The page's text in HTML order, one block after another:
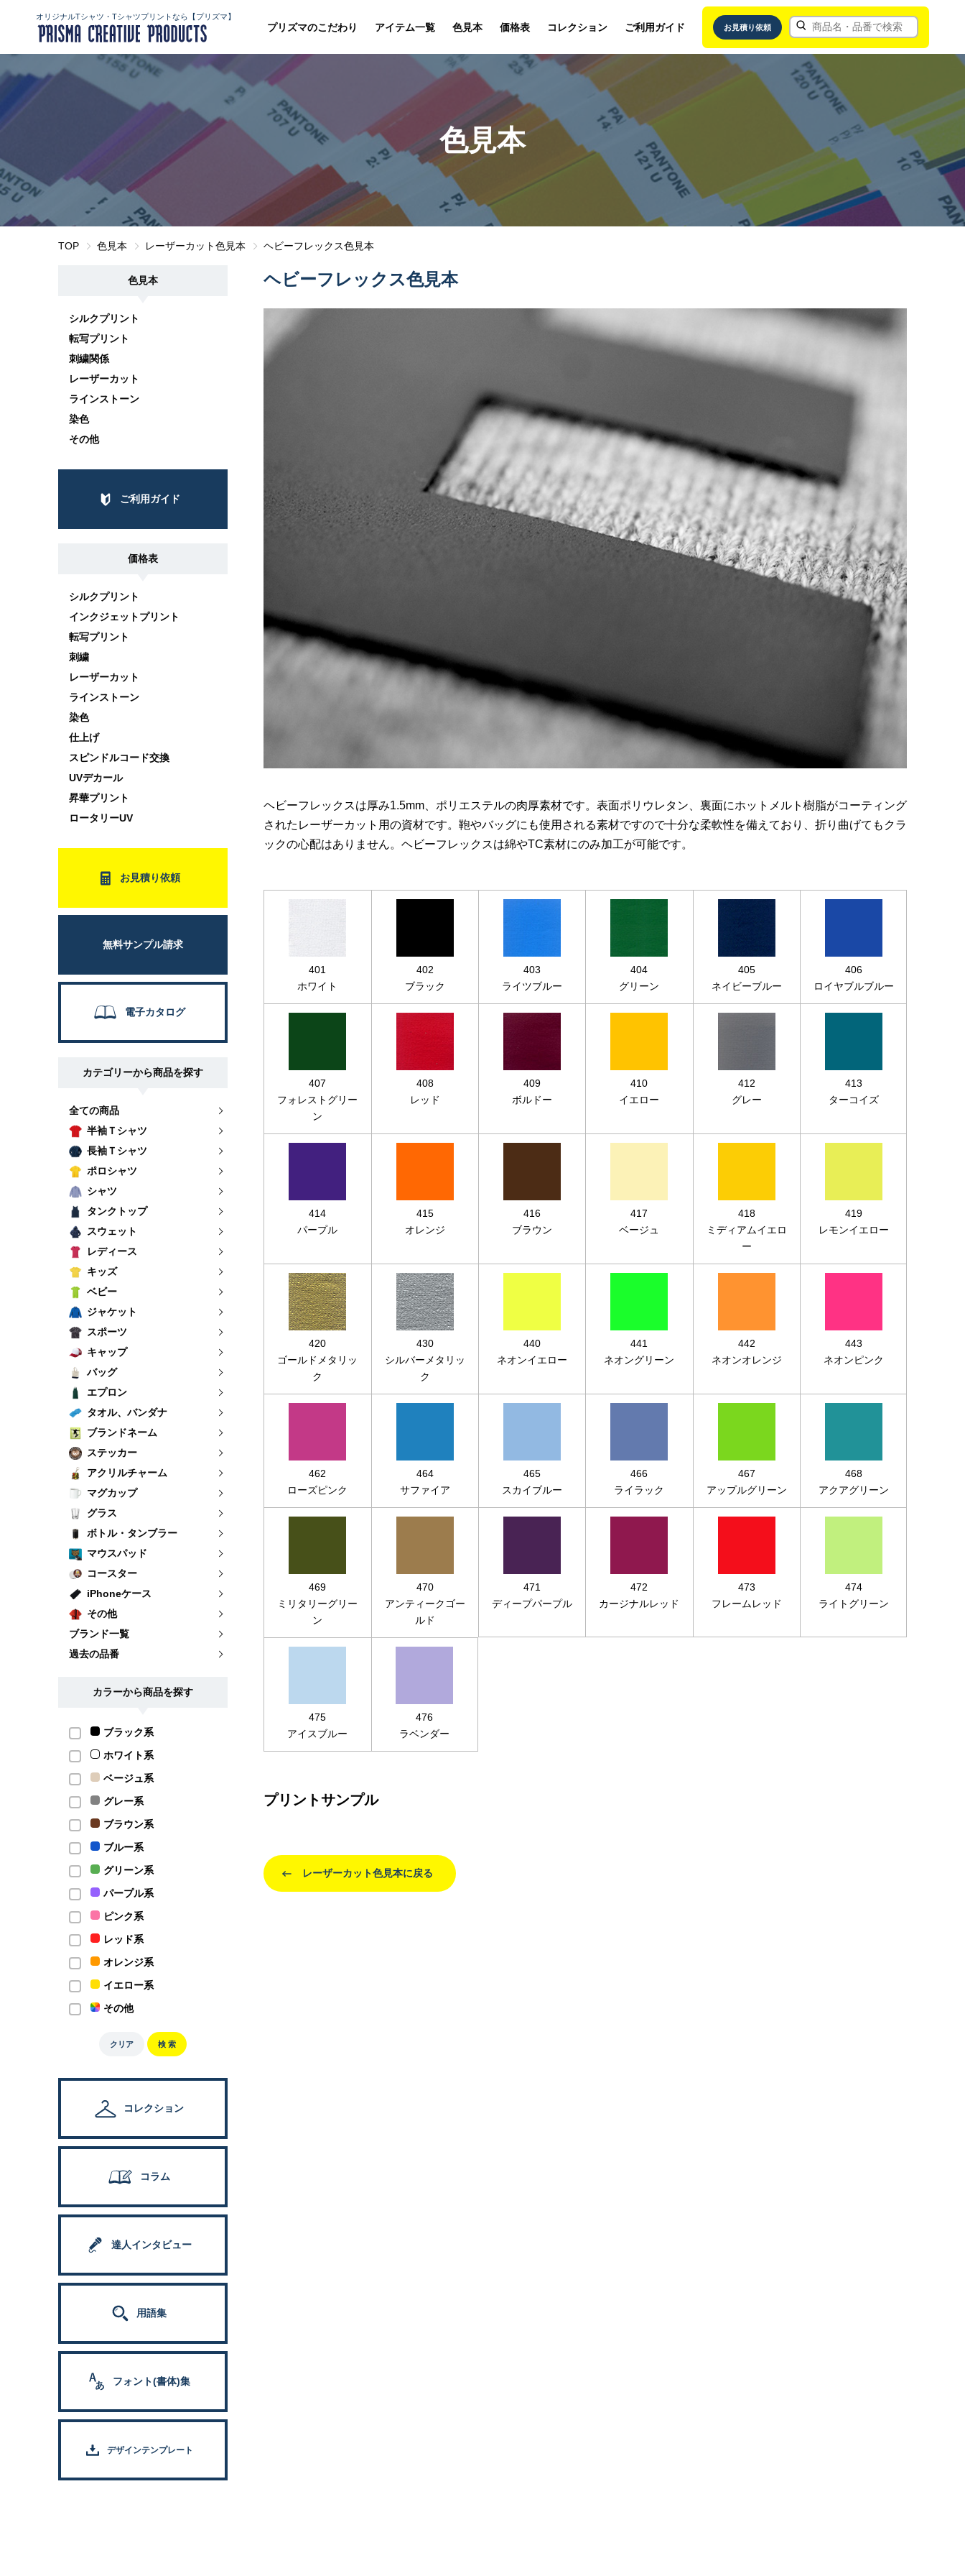
オリジナルTシャツ・Tシャツプリントなら【プリズマ】
プリズマのこだわり アイテム一覧 色見本 価格表 コレクション ご利用ガイド お見積り依頼
色見本
TOP 色見本 レーザーカット色見本 ヘビーフレックス色見本
色見本
シルクプリント
転写プリント
刺繍関係
レーザーカット
ラインストーン
染色
その他
ご利用ガイド
価格表
シルクプリント
インクジェットプリント
転写プリント
刺繍
レーザーカット
ラインストーン
染色
仕上げ
スピンドルコード交換
UVデカール
昇華プリント
ロータリーUV
お見積り依頼
無料サンプル請求
電子カタログ
カテゴリーから商品を探す
全ての商品
半袖Ｔシャツ
長袖Ｔシャツ
ポロシャツ
シャツ
タンクトップ
スウェット
レディース
キッズ
ベビー
ジャケット
スポーツ
キャップ
バッグ
エプロン
タオル、バンダナ
ブランドネーム
ステッカー
アクリルチャーム
マグカップ
グラス
ボトル・タンブラー
マウスパッド
コースター
iPhoneケース
その他
ブランド一覧
過去の品番
カラーから商品を探す
ブラック系
ホワイト系
ベージュ系
グレー系
ブラウン系
ブルー系
グリーン系
パープル系
ピンク系
レッド系
オレンジ系
イエロー系
その他
クリア 検 索
コレクション
コラム
達人インタビュー
用語集
フォント(書体)集
デザインテンプレート
ヘビーフレックス色見本
ヘビーフレックスは厚み1.5mm、ポリエステルの肉厚素材です。表面ポリウレタン、裏面にホットメルト樹脂がコーティング
されたレーザーカット用の資材です。鞄やバッグにも使用される素材ですので十分な柔軟性を備えており、折り曲げてもクラ
ックの心配はありません。ヘビーフレックスは綿やTC素材にのみ加工が可能です。
401
ホワイト
402
ブラック
403
ライツブルー
404
グリーン
405
ネイビーブルー
406
ロイヤブルブルー
407
フォレストグリー
ン
408
レッド
409
ボルドー
410
イエロー
412
グレー
413
ターコイズ
414
パープル
415
オレンジ
416
ブラウン
417
ベージュ
418
ミディアムイエロ
ー
419
レモンイエロー
420
ゴールドメタリッ
ク
430
シルバーメタリッ
ク
440
ネオンイエロー
441
ネオングリーン
442
ネオンオレンジ
443
ネオンピンク
462
ローズピンク
464
サファイア
465
スカイブルー
466
ライラック
467
アップルグリーン
468
アクアグリーン
469
ミリタリーグリー
ン
470
アンティークゴー
ルド
471
ディープパープル
472
カージナルレッド
473
フレームレッド
474
ライトグリーン
475
アイスブルー
476
ラベンダー
プリントサンプル
レーザーカット色見本に戻る